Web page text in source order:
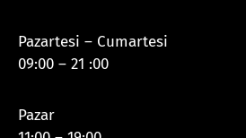
Pazartesi – Cumartesi
09:00 – 21 :00
Pazar